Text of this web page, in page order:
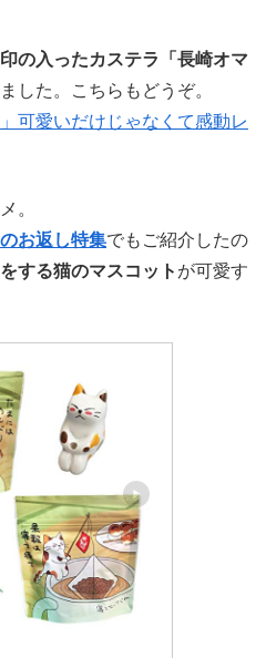
の入ったカステラ「長崎オマ
した。こちらもどうぞ。
可愛いだけじゃなくて感動レ
。
お返し特集でもご紹介したの
する猫のマスコット が可愛す